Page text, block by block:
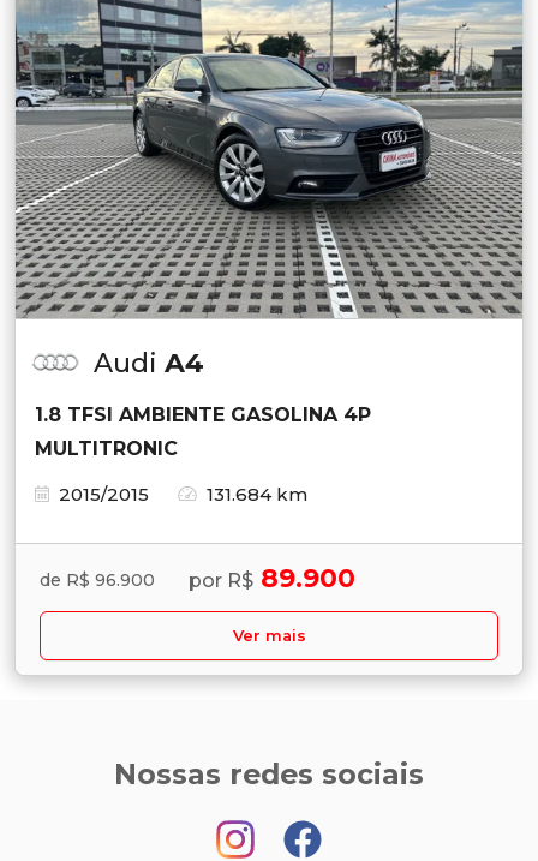
Audi A4
1.8 TFSI AMBIENTE GASOLINA 4P
MULTITRONIC
2015/2015
131.684 km
de R$ 96.900 por R$ 89.900
Ver mais
Nossas redes sociais